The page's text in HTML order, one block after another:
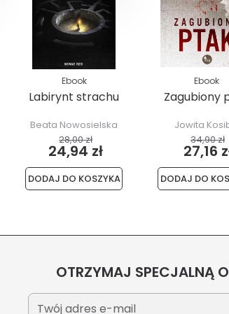
Ebook
Labirynt strachu
Beata Nowosielska
28,00 zł
24,94 zł
DODAJ DO KOSZYKA
Ebook
Zagubiony
Jowita
34,90 zł
27,16
DODAJ DO
OTRZYMAJ SPECJALNĄ